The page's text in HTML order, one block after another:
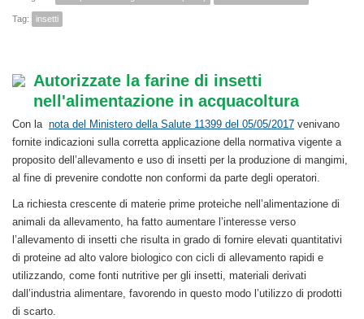
Tag: insetti
Autorizzate la farine di insetti
nell'alimentazione in acquacoltura
Con la nota del Ministero della Salute 11399 del 05/05/2017 venivano
fornite indicazioni sulla corretta applicazione della normativa vigente a
proposito dell’allevamento e uso di insetti per la produzione di mangimi,
al fine di prevenire condotte non conformi da parte degli operatori.
La richiesta crescente di materie prime proteiche nell’alimentazione di
animali da allevamento, ha fatto aumentare l’interesse verso
l’allevamento di insetti che risulta in grado di fornire elevati quantitativi
di proteine ad alto valore biologico con cicli di allevamento rapidi e
utilizzando, come fonti nutritive per gli insetti, materiali derivati
dall’industria alimentare, favorendo in questo modo l’utilizzo di prodotti
di scarto.